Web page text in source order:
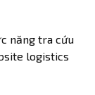
năng tra cứu
logistics